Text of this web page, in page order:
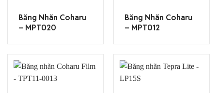
Băng Nhãn Coharu
– MPT020
Băng Nhãn Coharu
– MPT012